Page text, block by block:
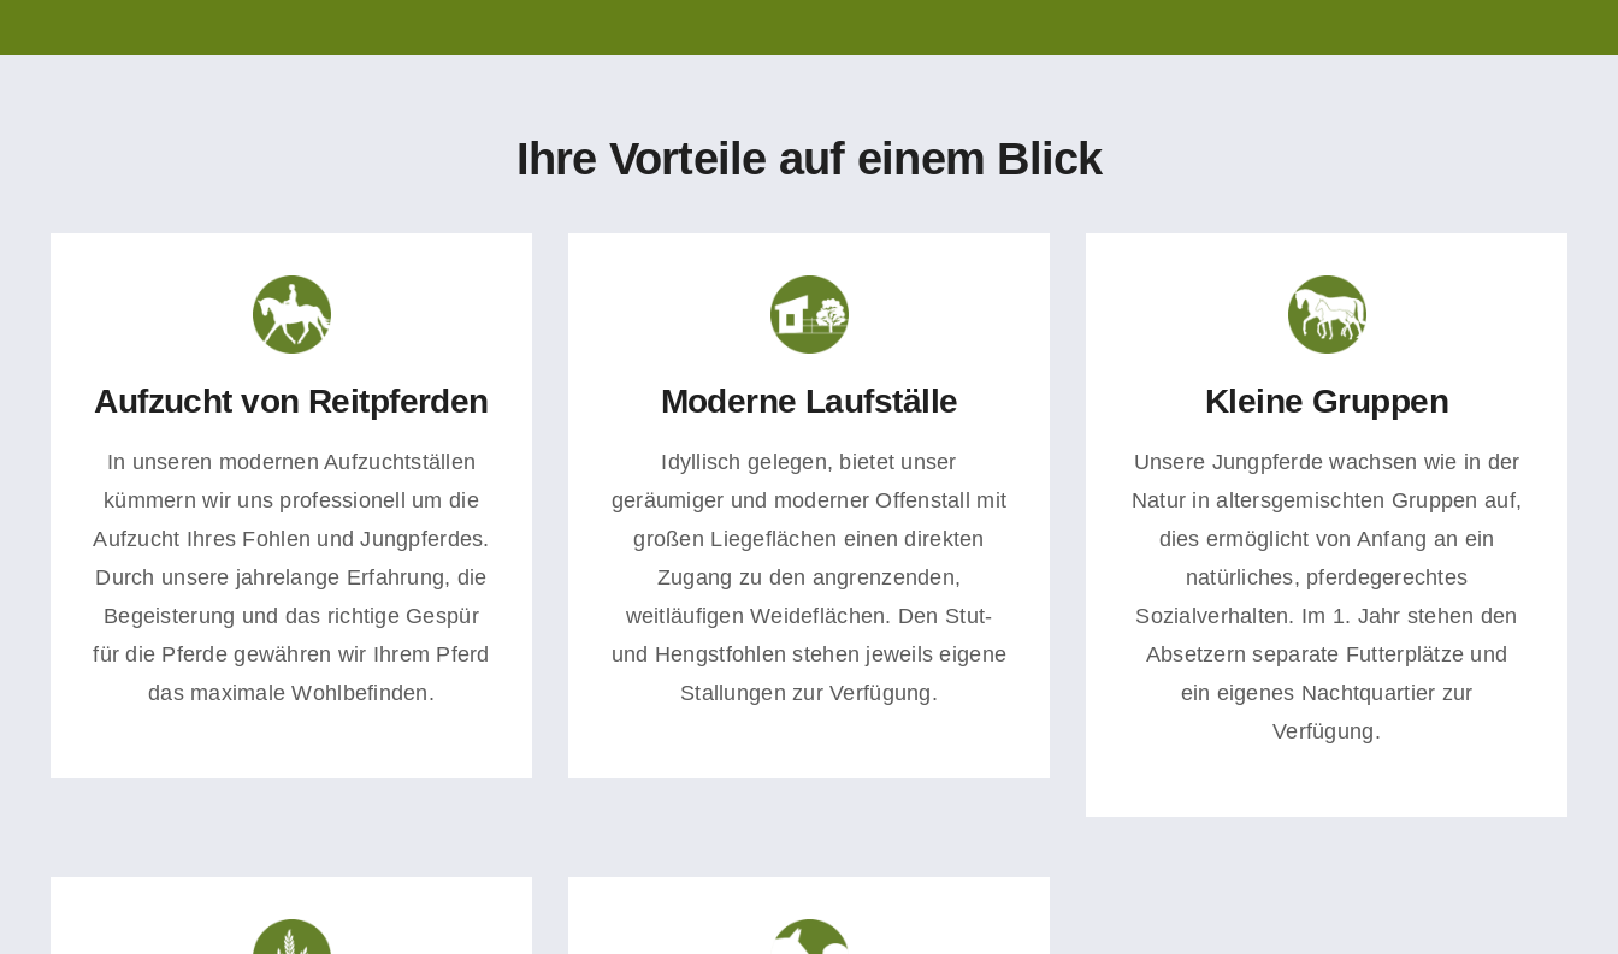
Ihre Vorteile auf einem Blick
Aufzucht von Reitpferden
In unseren modernenAufzuchtställen
kümmern wir uns professionell um die
Aufzucht Ihres Fohlen und Jungpferdes.
Durch unsere jahrelange Erfahrung, die
Begeisterung und das richtige Gespür
für die Pferde gewähren wir Ihrem Pferd
das maximale Wohlbefinden.
Moderne Laufställe
Idyllisch gelegen, bietet unser
geräumiger und moderner Offenstall mit
großen Liegeflächen einen direkten
Zugang zu den angrenzenden,
weitläufigen Weideflächen. Den Stut-
und Hengstfohlen stehen jeweils eigene
Stallungen zur Verfügung.
Kleine Gruppen
Unsere Jungpferde wachsen wie in der
Natur in altersgemischten Gruppen auf,
dies ermöglicht von Anfang an ein
natürliches, pferdegerechtes
Sozialverhalten. Im 1. Jahr stehen den
Absetzern separate Futterplätze und
ein eigenes Nachtquartier zur
Verfügung.